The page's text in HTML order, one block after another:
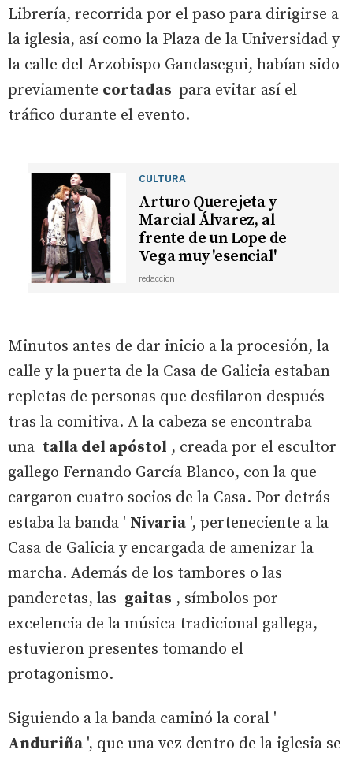
Librería, recorrida por el paso para dirigirse a
la iglesia, así como la Plaza de la Universidad y
la calle del Arzobispo Gandasegui, habían sido
previamente cortadas para evitar así el
tráfico durante el evento.
CULTURA
Arturo Querejeta y
Marcial Álvarez, al
frente de un Lope de
Vega muy 'esencial'
redaccion
Minutos antes de dar inicio a la procesión, la
calle y la puerta de la Casa de Galicia estaban
repletas de personas que desfilaron después
tras la comitiva. A la cabeza se encontraba
una talla del apóstol , creada por el escultor
gallego Fernando García Blanco, con la que
cargaron cuatro socios de la Casa. Por detrás
estaba la banda ' Nivaria ', perteneciente a la
Casa de Galicia y encargada de amenizar la
marcha. Además de los tambores o las
panderetas, las gaitas , símbolos por
excelencia de la música tradicional gallega,
estuvieron presentes tomando el
protagonismo.
Siguiendo a la banda caminó la coral '
Anduriña ', que una vez dentro de la iglesia se